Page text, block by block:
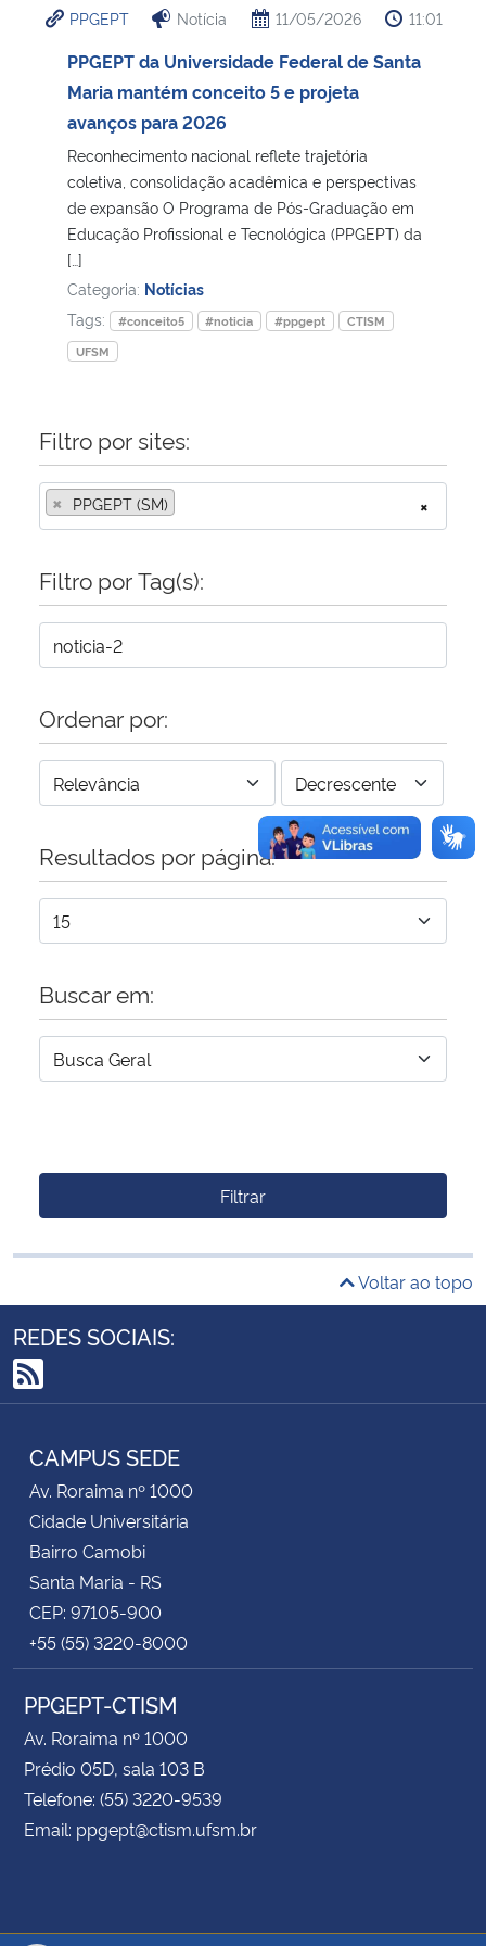
Ministério da Cidadania
Ministério de Minas e Energia
Ministério da Ciência, Tecnologia, Inovações e Comunicações
Ministério do Meio Ambiente
Ministério do Desenvolvimento Regional
Ministério da Mulher, da Família e dos Direitos Humanos
Secretaria-Geral
Secretaria de Governo
Gabinete de Segurança Institucional
Advocacia-Geral da União
Banco Central do Brasil
PPGEPT Notícia 11/05/2026 11:01
PPGEPT da Universidade Federal de Santa
Maria mantém conceito 5 e projeta
avanços para 2026
Reconhecimento nacional reflete trajetória
coletiva, consolidação acadêmica e perspectivas
de expansão O Programa de Pós-Graduação em
Educação Profissional e Tecnológica (PPGEPT) da
[…]
Categoria: Notícias
Tags:
#conceito5 #noticia #ppgept
CTISM
UFSM
Filtro por sites:
×
× PPGEPT (SM)
Filtro por Tag(s):
Ordenar por:
Resultados por página:
Buscar em:
Filtrar
Voltar ao topo
REDES SOCIAIS:
RSS
CAMPUS SEDE
Av. Roraima nº 1000
Cidade Universitária
Bairro Camobi
Santa Maria - RS
CEP: 97105-900
+55 (55) 3220-8000
PPGEPT-CTISM
Av. Roraima nº 1000
Prédio 05D, sala 103 B
Telefone: (55) 3220-9539
Email: ppgept@ctism.ufsm.br